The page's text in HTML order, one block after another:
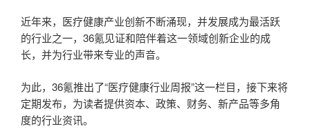
近年来，医疗健康产业创新不断涌现，并发展成为最活跃
的行业之一，36氪见证和陪伴着这一领域创新企业的成
长，并为行业带来专业的声音。
为此，36氪推出了“医疗健康行业周报”这一栏目，接下来将
定期发布，为读者提供资本、政策、财务、新产品等多角
度的行业资讯。